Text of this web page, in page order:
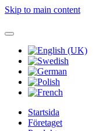
Skip to main content
Startsida
Företaget